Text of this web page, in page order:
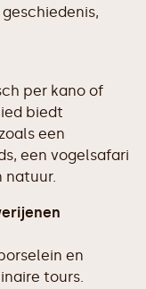
per kano of
biedt
een
een vogelsafari
natuur.
en
tours.